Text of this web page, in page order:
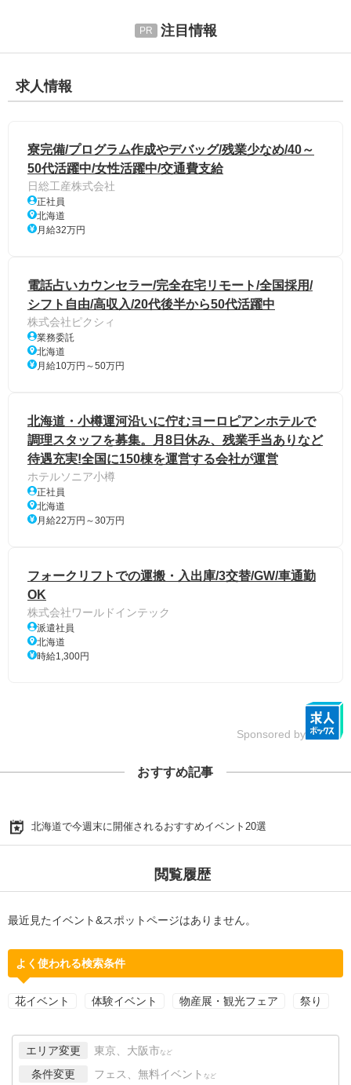
注目情報
求人情報
寮完備/プログラム作成やデバッグ/残業少なめ/40～
50代活躍中/女性活躍中/交通費支給
日総工産株式会社
正社員
北海道
月給32万円
電話占いカウンセラー/完全在宅リモート/全国採用/
シフト自由/高収入/20代後半から50代活躍中
株式会社ピクシィ
業務委託
北海道
月給10万円～50万円
北海道・小樽運河沿いに佇むヨーロピアンホテルで
調理スタッフを募集。月8日休み、残業手当ありなど
待遇充実!全国に150棟を運営する会社が運営
ホテルソニア小樽
正社員
北海道
月給22万円～30万円
フォークリフトでの運搬・入出庫/3交替/GW/車通勤
OK
株式会社ワールドインテック
派遣社員
北海道
時給1,300円
Sponsored by
おすすめ記事
北海道で今週末に開催されるおすすめイベント20選
閲覧履歴
最近見たイベント&スポットページはありません。
よく使われる検索条件
花イベント 体験イベント 物産展・観光フェア 祭り
エリア変更 東京、大阪市 など
条件変更 フェス、無料イベント など